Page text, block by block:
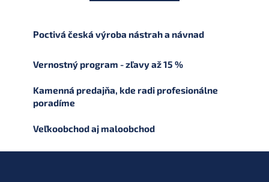
Poctivá česká výroba nástrah a návnad
Vernostný program - zľavy až 15 %
Kamenná predajňa, kde radi profesionálne
poradíme
Veľkoobchod aj maloobchod